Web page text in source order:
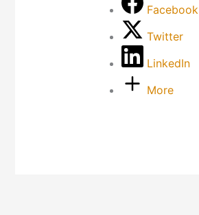
Facebook
Twitter
LinkedIn
More